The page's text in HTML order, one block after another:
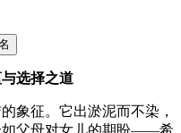
选择之道
象征。它出淤泥而不染，